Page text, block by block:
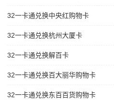
32一卡通兑换中央红购物卡
32一卡通兑换杭州大厦卡
32一卡通兑换解百卡
32一卡通兑换百大丽华购物卡
32一卡通兑换东百百货购物卡